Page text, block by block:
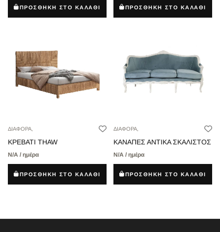
ΠΡΟΣΘΗΚΗ ΣΤΟ ΚΑΛΑΘΙ ΠΡΟΣΘΗΚΗ ΣΤΟ ΚΑΛΑΘΙ
ΔΙΑΦΟΡΑ,
ΚΡΕΒΑΤΙ THAW
Ν/Α / ημέρα
ΠΡΟΣΘΗΚΗ ΣΤΟ ΚΑΛΑΘΙ
ΔΙΑΦΟΡΑ,
ΚΑΝΑΠΕΣ ΑΝΤΙΚΑ ΣΚΑΛΙΣΤΟΣ
Ν/Α / ημέρα
ΠΡΟΣΘΗΚΗ ΣΤΟ ΚΑΛΑΘΙ